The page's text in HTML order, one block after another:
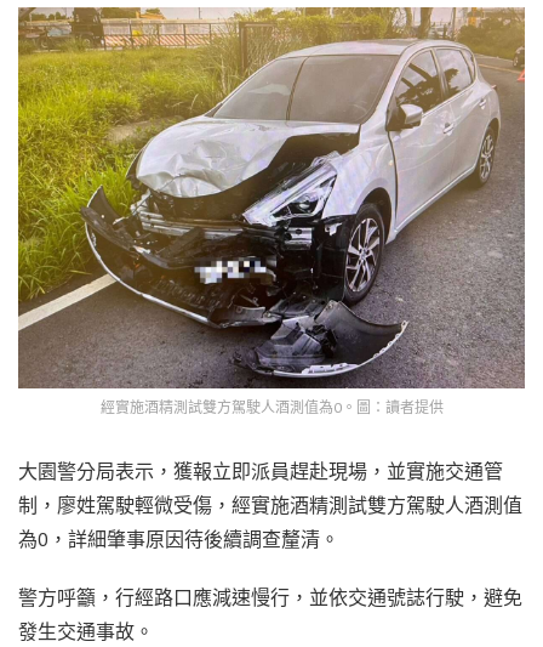
經實施酒精測試雙方駕駛人酒測值為0。圖：讀者提供
大園警分局表示，獲報立即派員趕赴現場，並實施交通管
制，廖姓駕駛輕微受傷，經實施酒精測試雙方駕駛人酒測值
為0，詳細肇事原因待後續調查釐清。
警方呼籲，行經路口應減速慢行，並依交通號誌行駛，避免
發生交通事故。